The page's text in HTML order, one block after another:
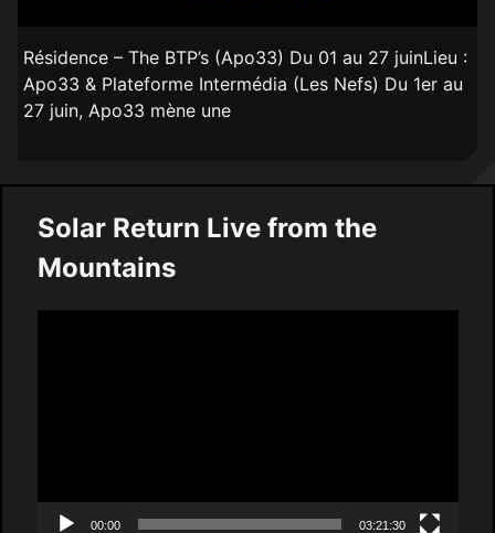
Résidence – The BTP’s (Apo33) Du 01 au 27 juinLieu :
Apo33 & Plateforme Intermédia (Les Nefs) Du 1er au
27 juin, Apo33 mène une
Solar Return Live from the
Mountains
00:00 03:21:30